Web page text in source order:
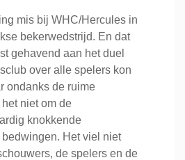
mis bij WHC/Hercules in
bekerwedstrijd. En dat
gehavend aan het duel
over alle spelers kon
ondanks de ruime
niet om de
knokkende
Het viel niet
de spelers en de